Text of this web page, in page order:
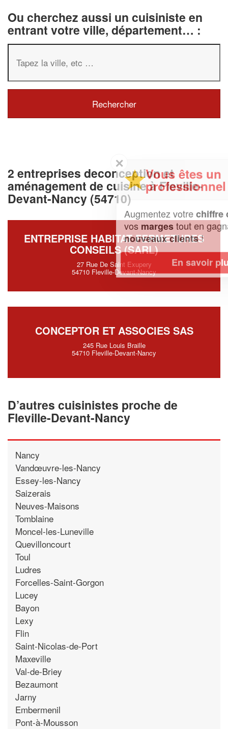
Ou cherchez aussi un cuisiniste en
entrant votre ville, département… :
2 entreprises deconception et
aménagement de cuisine à Fleville-
Devant-Nancy (54710)
ENTREPRISE HABITAT FERMETURES
CONSEILS (SARL)
27 Rue De Saint Exupery
54710 Fleville-Devant-Nancy
CONCEPTOR ET ASSOCIES SAS
245 Rue Louis Braille
54710 Fleville-Devant-Nancy
D’autres cuisinistes proche de
Fleville-Devant-Nancy
Nancy
Vandœuvre-les-Nancy
Essey-les-Nancy
Saizerais
Neuves-Maisons
Tomblaine
Moncel-les-Luneville
Quevilloncourt
Toul
Ludres
Forcelles-Saint-Gorgon
Lucey
Bayon
Lexy
Flin
Saint-Nicolas-de-Port
Maxeville
Val-de-Briey
Bezaumont
Jarny
Embermenil
Pont-à-Mousson
Vous êtes un
professionnel ?
Augmentez votrechiffre d'affaireset
tout en gagnant de
nouveaux clients!
En savoir plus